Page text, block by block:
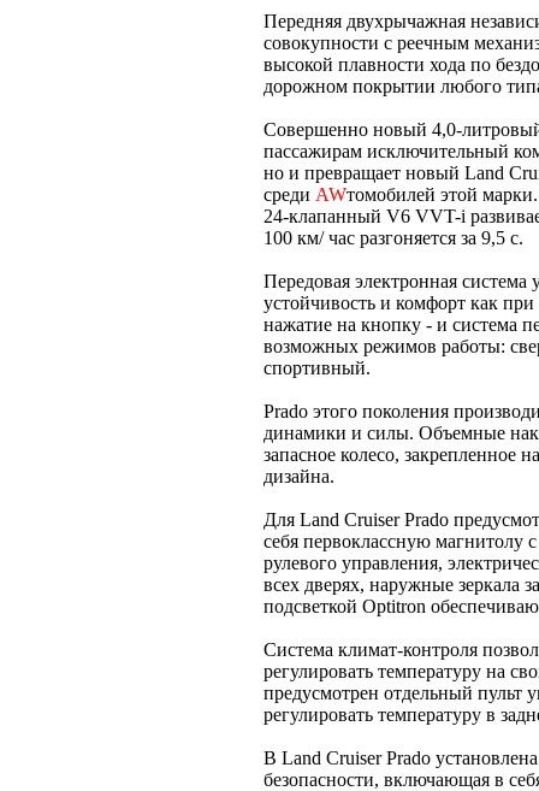
Передняя двухрычажная
совокупности с реечным
высокой плавности хода по
дорожном покрытии любого
Совершенно новый 4,0-
пассажирам исключительный
но и превращает новый Land
среди AWтомобилей этой марки.
24-клапанный V6 VVT-i
100 км/ час разгоняется за 9,5 с.
Передовая электронная система
устойчивость и комфорт как
нажатие на кнопку - и система
возможных режимов работы:
спортивный.
Prado этого поколения
динамики и силы. Объемные
запасное колесо,
дизайна.
Для Land Cruiser Prado
себя первоклассную
рулевого управления,
всех дверях, наружные зеркала
подсветкой Optitron
Система климат-контроля
регулировать температуру на
предусмотрен отдельный
регулировать температуру в
В Land Cruiser Prado
безопасности, включающая в